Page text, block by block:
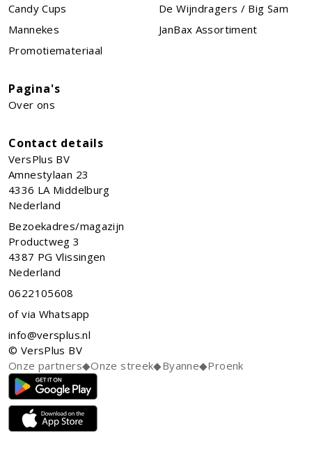
Candy Cups
De Wijndragers / Big Sam
Mannekes
JanBax Assortiment
Promotiemateriaal
Pagina's
Over ons
Contact details
VersPlus BV
Amnestylaan 23
4336 LA Middelburg
Nederland
Bezoekadres/magazijn
Productweg 3
4387 PG Vlissingen
Nederland
0622105608
of via Whatsapp
info@versplus.nl
© VersPlus BV
Onze partners◆Onze streek◆Byanne◆Proenk